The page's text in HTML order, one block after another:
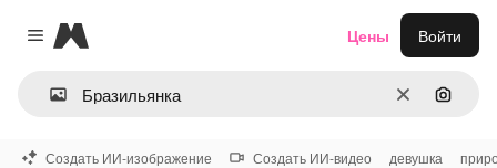
Close menu
Magnific
ОчиститьПоиск
Цены Войти
Создать ИИ-изображение Создать ИИ-видео девушка